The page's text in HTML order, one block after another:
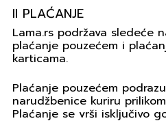
II PLAĆANJE
Lama.rs podržava sledeće
plaćanje pouzećem i
karticama.
Plaćanje pouzećem
narudžbenice kuriru
Plaćanje se vrši isključivo